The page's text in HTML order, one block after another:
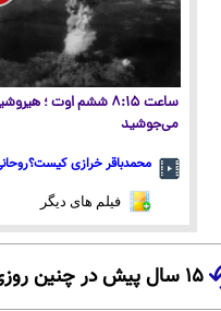
ساعت ۸:۱۵ ششم اوت ؛
می‌جوشید
محمدباقر خرازی
فیلم های دیگر
۱۵ سال پیش در چنین روزی